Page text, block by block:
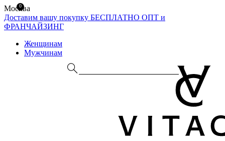
Москва
Доставим вашу покупку БЕСПЛАТНО ОПТ и
ФРАНЧАЙЗИНГ
Женщинам
Мужчинам
0